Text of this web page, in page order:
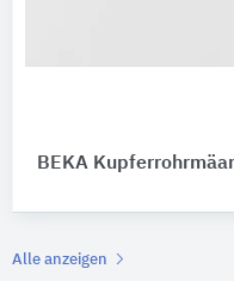
BEKA
Alle anzeigen